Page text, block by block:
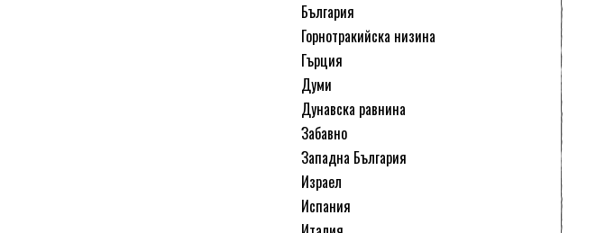
България
Горнотракийска низина
Гърция
Думи
Дунавска равнина
Забавно
Западна България
Израел
Испания